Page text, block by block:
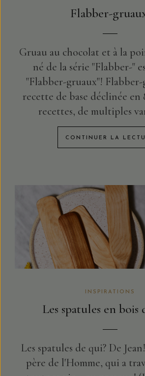
Flabber-
Gruau au chocolat et à la
né de la série "Flabber-"
"Flabber-gruaux"!
recette de base déclinée en
recettes, de multiples
CONTINUER LA
INSPIRATIONS
Les spatules en bois
Les spatules de qui? De
père de l'Homme, qui a